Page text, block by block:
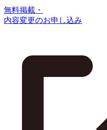
無料掲載・
内容変更のお申し込み